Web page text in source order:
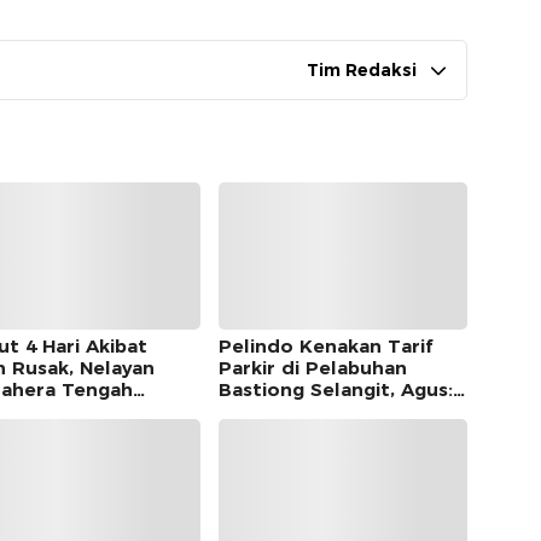
Tim Redaksi
4 Hari Akibat
Rusak, Nelayan
Tengah
Pelindo Kenakan Tarif
Parkir di Pelabuhan
Bastiong Selangit, Agus: